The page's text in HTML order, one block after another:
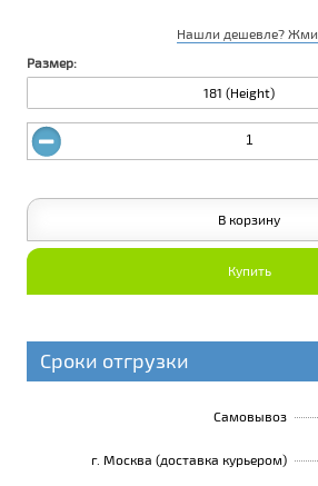
Нашли дешевле? Жми.
Размер:
181 (Height)
В корзину
Купить
Сроки отгрузки
Самовывоз
г. Москва (доставка курьером)